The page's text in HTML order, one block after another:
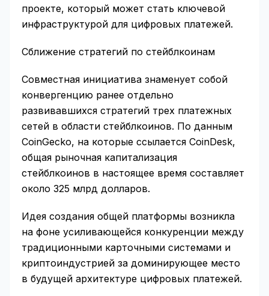
проекте, который может стать ключевой
инфраструктурой для цифровых платежей.
Сближение стратегий по стейблкоинам
Совместная инициатива знаменует собой
конвергенцию ранее отдельно
развивавшихся стратегий трех платежных
сетей в области стейблкоинов. По данным
CoinGecko, на которые ссылается CoinDesk,
общая рыночная капитализация
стейблкоинов в настоящее время составляет
около 325 млрд долларов.
Идея создания общей платформы возникла
на фоне усиливающейся конкуренции между
традиционными карточными системами и
криптоиндустрией за доминирующее место
в будущей архитектуре цифровых платежей.